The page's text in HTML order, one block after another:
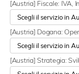
[Austria] Fiscale: IVA,
[Austria] Dogana:
[Austria] Strategia: